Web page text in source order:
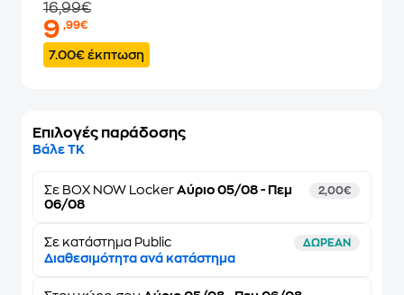
16,99€
9,99€
7.00€ έκπτωση
Επιλογές παράδοσης
Βάλε ΤΚ
Σε BOX NOW Locker Αύριο 05/08 - Πεμ
06/08
2,00€
Σε κατάστημα Public ΔΩΡΕΑΝ
Διαθεσιμότητα ανά κατάστημα